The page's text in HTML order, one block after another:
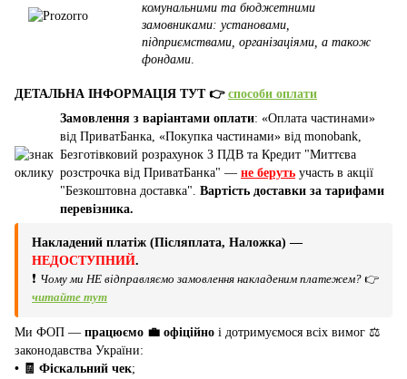
комунальними та бюджетними
замовниками: установами,
підприємствами, організаціями, а також
фондами
ДЕТАЛЬНА ІНФОРМАЦІЯ ТУТ 👉 способи оплати
Замовлення з варіантами оплати: «Оплата частинами»
від ПриватБанка, «Покупка частинами» від monobank,
Безготівковий розрахунок З ПДВ та Кредит "Миттєва
розстрочка від ПриватБанка" — не беруть участь в акції
"Безкоштовна доставка". Вартість доставки за тарифами
перевізника.
Накладений платіж (Післяплата, Наложка) —
НЕДОСТУПНИЙ.
❗ Чому ми НЕ відправляємо замовлення накладеним платежем? 👉
читайте тут
Ми ФОП — працюємо 💼 офіційно і дотримуємося всіх вимог ⚖️
законодавства України:
• 🧾 Фіскальний чек;